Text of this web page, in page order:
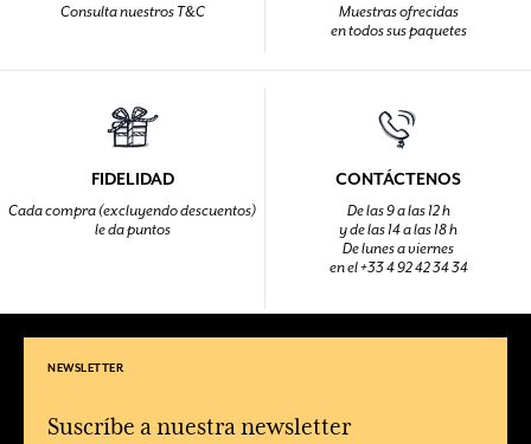
Consulta nuestros T&C
Muestras ofrecidas
en todos sus paquetes
FIDELIDAD
Cada compra (excluyendo descuentos)
le da puntos
CONTÁCTENOS
De las 9 a las 12 h
y de las 14 a las 18 h
De lunes a viernes
en el +33 4 92 42 34 34
NEWSLETTER
Suscríbe a nuestra newsletter